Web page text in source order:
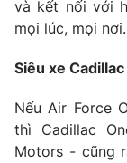
Photo
Video
VTV Money
và kết nối với
mọi lúc, mọi nơi.
Siêu xe
Nếu Air Force
thì Cadillac
Motors - cũng